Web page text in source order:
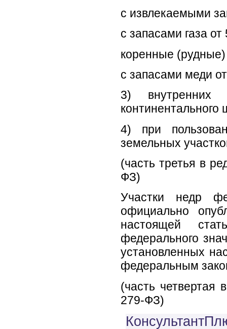
с извлекаемыми
с запасами газа
коренные (рудные)
с запасами меди
3) внутренних
4) при
земельных
(часть третья в
ФЗ)
Участки недр
официально
настоящей
федерального
установленных
федеральным
(часть четвертая
279-ФЗ)